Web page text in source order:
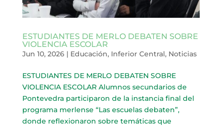
ESTUDIANTES DE MERLO DEBATEN SOBRE
VIOLENCIA ESCOLAR
Jun 10, 2026| Educación, Inferior Central, Noticias
ESTUDIANTES DE MERLO DEBATEN SOBRE
VIOLENCIA ESCOLAR Alumnos secundarios de
Pontevedra participaron de la instancia final del
programa merlense “Las escuelas debaten”,
donde reflexionaron sobre temáticas que